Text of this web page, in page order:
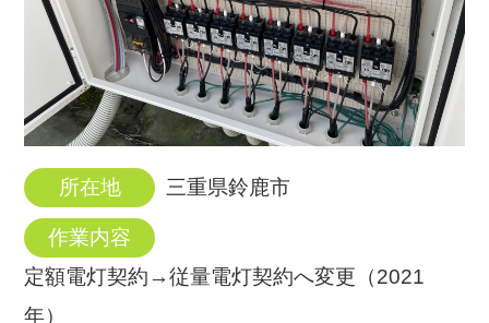
所在地 三重県鈴鹿市
作業内容
定額電灯契約→従量電灯契約へ変更（2021
年）